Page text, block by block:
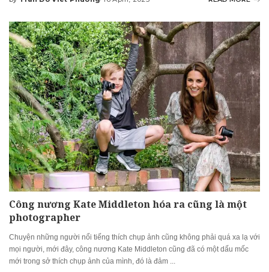
Posted
Công nương Kate Middleton hóa ra cũng là một
photographer
Chuyện những người nổi tiếng thích chụp ảnh cũng không phải quá xa lạ với
mọi người, mới đây, công nương Kate Middleton cũng đã có một dấu mốc
mới trong sở thích chụp ảnh của mình, đó là đảm